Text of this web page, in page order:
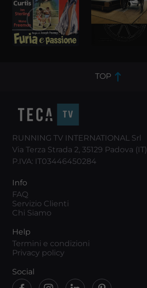
TOP
RUNNING TV INTERNATIONAL Srl
Via Terza Strada 2, 35129 Padova (IT)
P.IVA: IT03446450284
Info
FAQ
Servizio Clienti
Chi Siamo
Help
Termini e condizioni
Privacy policy
Social